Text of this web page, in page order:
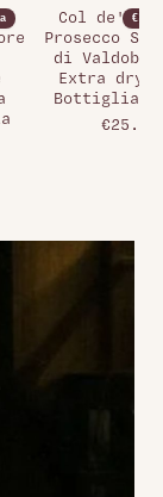
€ Fai
Col de'
Prosecco
di
Extra dry
Bottiglia
€25.00